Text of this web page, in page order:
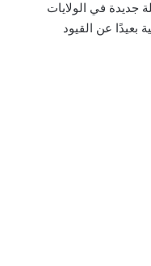
جديدة في الولايات
بعيدًا عن القيود